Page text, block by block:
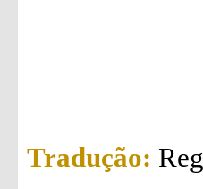
Tradução: